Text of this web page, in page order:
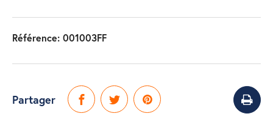
Référence: 001003FF
Partager